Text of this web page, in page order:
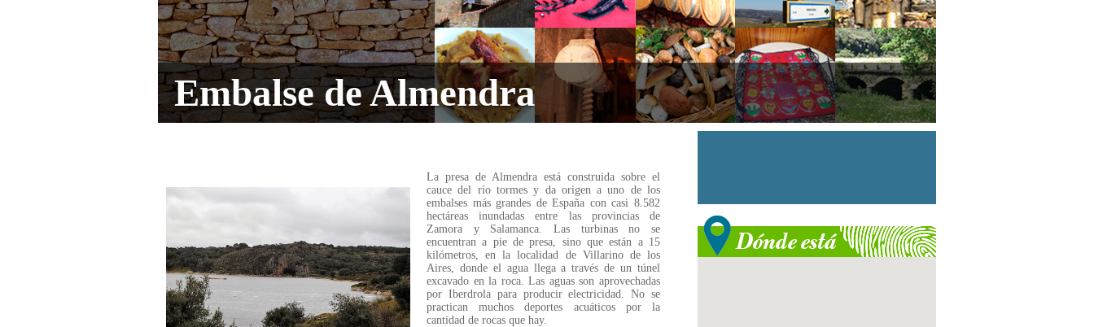
Embalse de Almendra
La presa de Almendra está construida sobre el
cauce del río tormes y da origen a uno de los
embalses más grandes de España con casi 8.582
hectáreas inundadas entre las provincias de
Zamora y Salamanca. Las turbinas no se
encuentran a pie de presa, sino que están a 15
kilómetros, en la localidad de Villarino de los
Aires, donde el agua llega a través de un túnel
excavado en la roca. Las aguas son aprovechadas
por Iberdrola para producir electricidad. No se
practican muchos deportes acuáticos por la
cantidad de rocas que hay.